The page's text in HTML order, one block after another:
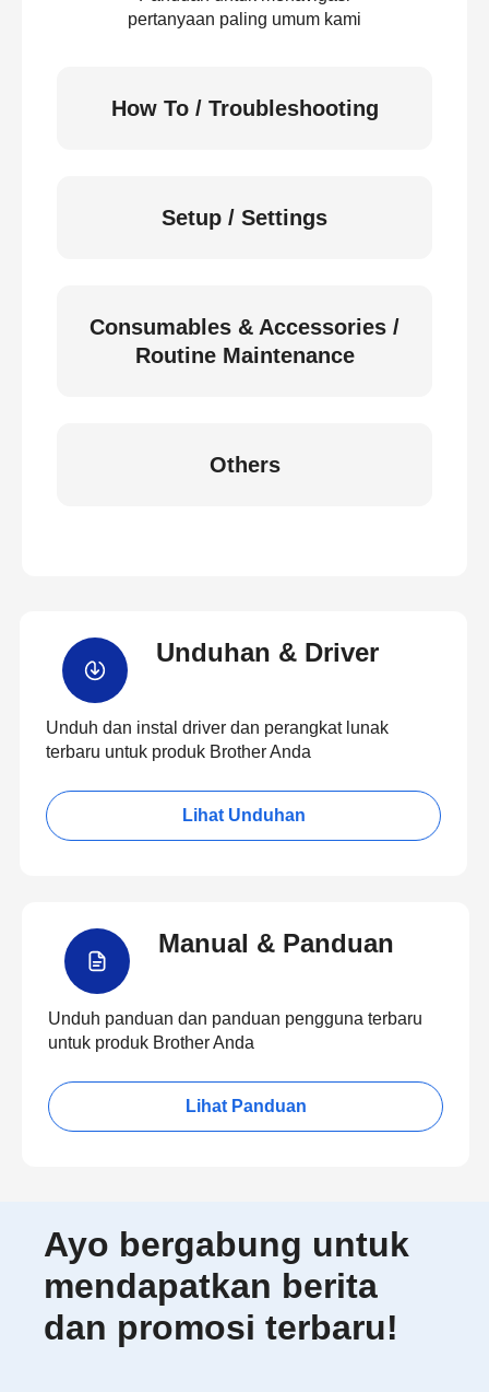
pertanyaan paling umum kami
How To / Troubleshooting
Setup / Settings
Consumables & Accessories /
Routine Maintenance
Others
Unduhan & Driver
Unduh dan instal driver dan perangkat lunak
terbaru untuk produk Brother Anda
Lihat Unduhan
Manual & Panduan
Unduh panduan dan panduan pengguna terbaru
untuk produk Brother Anda
Lihat Panduan
Ayo bergabung untuk
mendapatkan berita
dan promosi terbaru!